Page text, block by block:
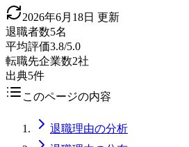
2026年6月18日 更新
退職者数5名
平均評価3.8/5.0
転職先企業数2社
出典5件
このページの内容
退職理由の分析